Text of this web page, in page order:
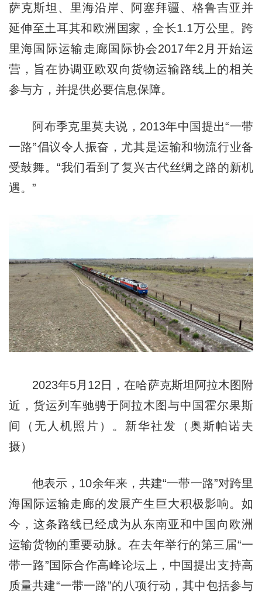
萨克斯坦、里海沿岸、阿塞拜疆、格鲁吉亚并
延伸至土耳其和欧洲国家，全长1.1万公里。跨
里海国际运输走廊国际协会2017年2月开始运
营，旨在协调亚欧双向货物运输路线上的相关
参与方，并提供必要信息保障。
阿布季克里莫夫说，2013年中国提出“一带
一路”倡议令人振奋，尤其是运输和物流行业备
受鼓舞。“我们看到了复兴古代丝绸之路的新机
遇。”
2023年5月12日，在哈萨克斯坦阿拉木图附
近，货运列车驰骋于阿拉木图与中国霍尔果斯
间（无人机照片）。新华社发（奥斯帕诺夫
摄）
他表示，10余年来，共建“一带一路”对跨里
海国际运输走廊的发展产生巨大积极影响。如
今，这条路线已经成为从东南亚和中国向欧洲
运输货物的重要动脉。在去年举行的第三届“一
带一路”国际合作高峰论坛上，中国提出支持高
质量共建“一带一路”的八项行动，其中包括参与